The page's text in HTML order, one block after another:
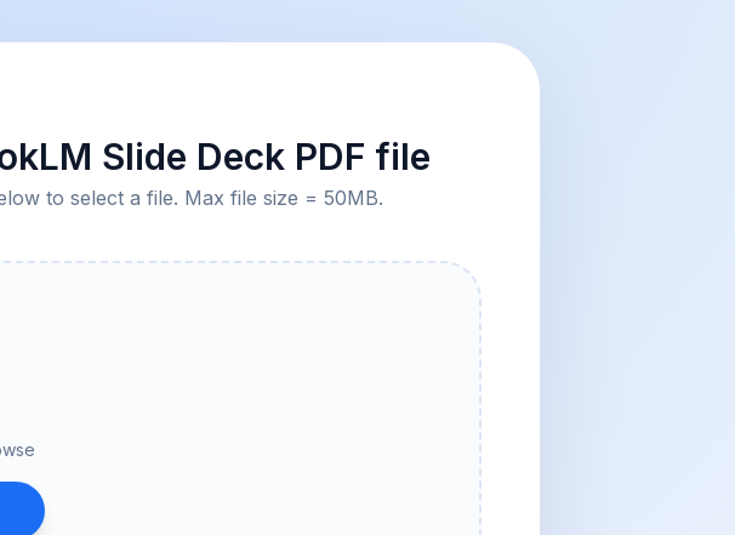
Slide Deck PDF file
to select a file. Max file size = 50MB.